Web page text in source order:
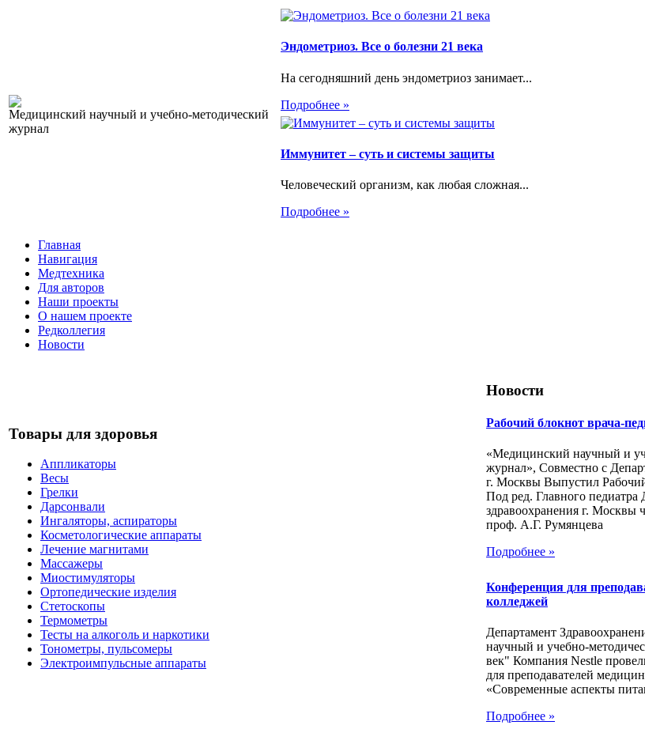
Медицинский научный и учебно-методический
журнал
Эндометриоз. Все о болезни 21 века
На сегодняшний день эндометриоз занимает...
Подробнее »
Иммунитет – суть и системы защиты
Человеческий организм, как любая сложная...
Подробнее »
Главная
Навигация
Медтехника
Для авторов
Наши проекты
О нашем проекте
Редколлегия
Новости
Товары для здоровья
Аппликаторы
Весы
Грелки
Дарсонвали
Ингаляторы, аспираторы
Косметологические аппараты
Лечение магнитами
Массажеры
Миостимуляторы
Ортопедические изделия
Стетоскопы
Термометры
Тесты на алкоголь и наркотики
Тонометры, пульсомеры
Электроимпульсные аппараты
Новости
Рабочий блокнот врача-
«Медицинский научный и
журнал», Совместно с
г. Москвы Выпустил
Под ред. Главного педиатра
здравоохранения г. Москвы
проф. А.Г. Румянцева
Подробнее »
Конференция для
колледжей
Департамент
научный и учебно-
век" Компания Nestle
для преподавателей
«Современные аспекты
Подробнее »